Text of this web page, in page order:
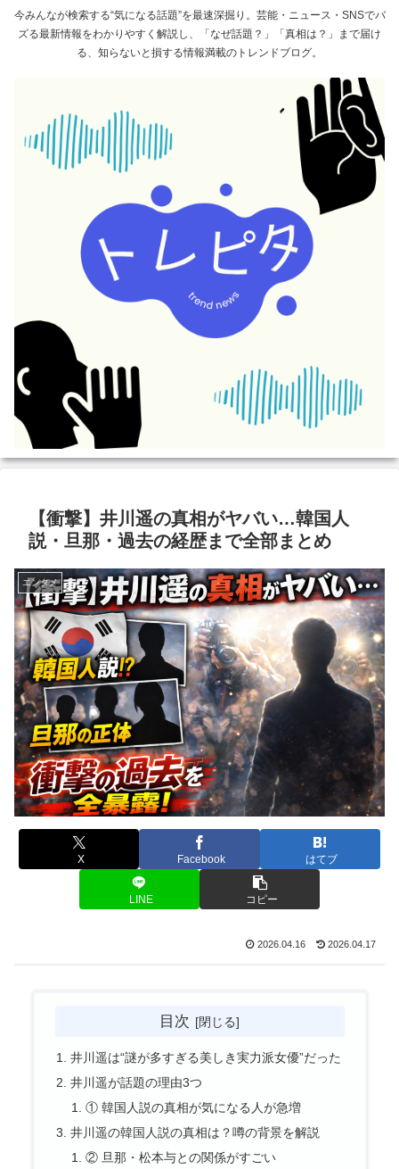
今みんなが検索する“気になる話題”を最速深掘り。芸能・ニュース・SNSでバ
ズる最新情報をわかりやすく解説し、「なぜ話題？」「真相は？」まで届け
る、知らないと損する情報満載のトレンドブログ。
【衝撃】井川遥の真相がヤバい…韓国人
説・旦那・過去の経歴まで全部まとめ
エンタメ
X Facebook はてブ
LINE コピー
2026.04.16 2026.04.17
目次
井川遥は“謎が多すぎる美しき実力派女優”だった
井川遥が話題の理由3つ
① 韓国人説の真相が気になる人が急増
井川遥の韓国人説の真相は？噂の背景を解説
② 旦那・松本与との関係がすごい